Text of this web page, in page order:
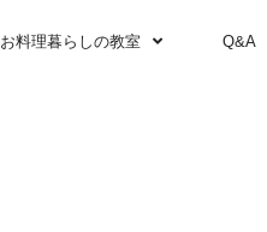
お料理暮らしの教室 Q&A